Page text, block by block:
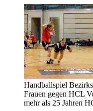
Handballspiel
Frauen gegen HCL
mehr als 25 Jahren